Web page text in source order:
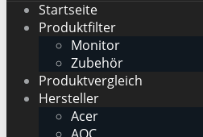
Startseite
Produktfilter
Monitor
Zubehör
Produktvergleich
Hersteller
Acer